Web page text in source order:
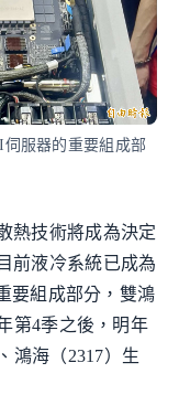
服器的重要組成部
熱技術將成為決定
前液冷系統已成為
要組成部分，雙鴻
第4季之後，明年
鴻海（2317）生